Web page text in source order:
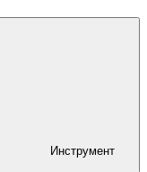
Инструмент